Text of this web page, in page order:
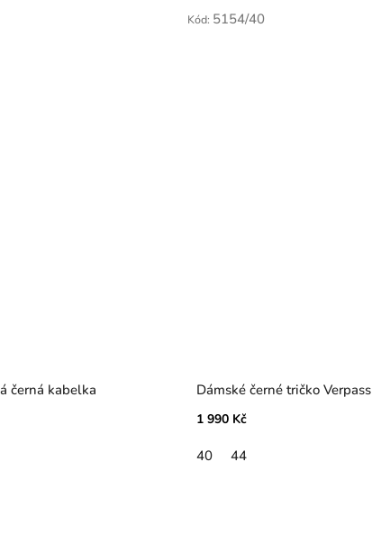
černá kabelka Dámské černé tričko Verpass
1 990 Kč
40 44
Kód: 5154/40